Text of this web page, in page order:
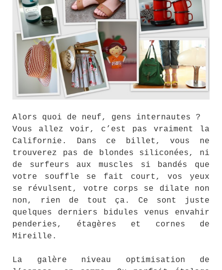
Alors quoi de neuf, gens internautes ?
Vous allez voir, c’est pas vraiment la
Californie. Dans ce billet, vous ne
trouverez pas de blondes siliconées, ni
de surfeurs aux muscles si bandés que
votre souffle se fait court, vos yeux
se révulsent, votre corps se dilate non
non, rien de tout ça. Ce sont juste
quelques derniers bidules venus envahir
penderies, étagères et cornes de
Mireille.
La galère niveau optimisation de